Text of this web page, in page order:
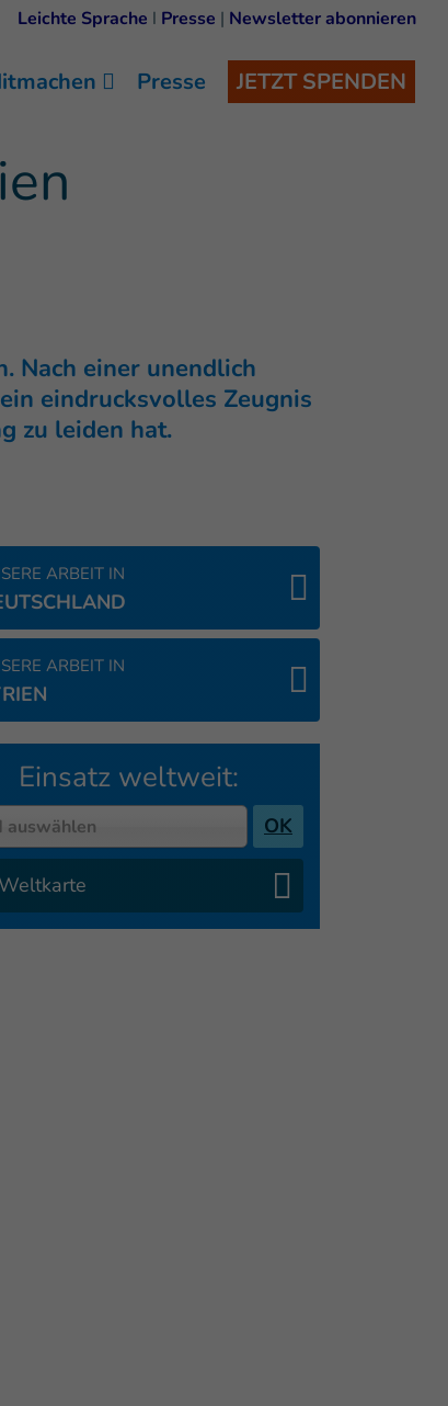
Leichte Sprache I Presse | Newsletter abonnieren
Presse JETZT SPENDEN
Nach einer unendlich
eindrucksvolles Zeugnis
zu leiden hat.
ARBEIT IN
ARBEIT IN
Einsatz weltweit:
auswählen OK
Weltkarte